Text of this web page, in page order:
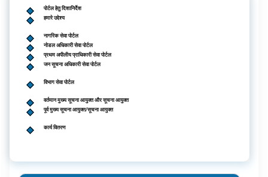
पोर्टल हेतु दिशानिर्देश
हमारे उद्देश्य
नागरिक सेवा पोर्टल
नोडल अधिकारी सेवा पोर्टल
प्रथम अपीलीय प्राधिकारी सेवा पोर्टल
जन सूचना अधिकारी सेवा पोर्टल
विभाग सेवा पोर्टल
वर्तमान मुख्य सूचना आयुक्त और सूचना आयुक्त
पूर्व मुख्य सूचना आयुक्त/सूचना आयुक्त
कार्य वितरण